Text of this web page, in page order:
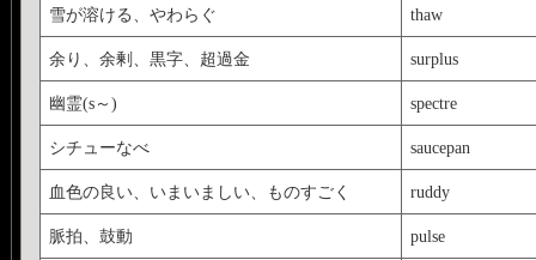
す。ご注意。
・実は Christmas
雪が溶ける、やわらぐ thaw
余り、余剰、黒字、超過金 surplus
幽霊(s～) spectre
シチューなべ saucepan
血色の良い、いまいましい、ものすごく ruddy
脈拍、鼓動 pulse